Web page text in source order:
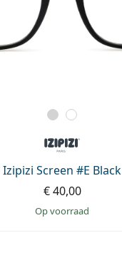
Izipizi Screen #E Black
€ 40,00
op voorraad